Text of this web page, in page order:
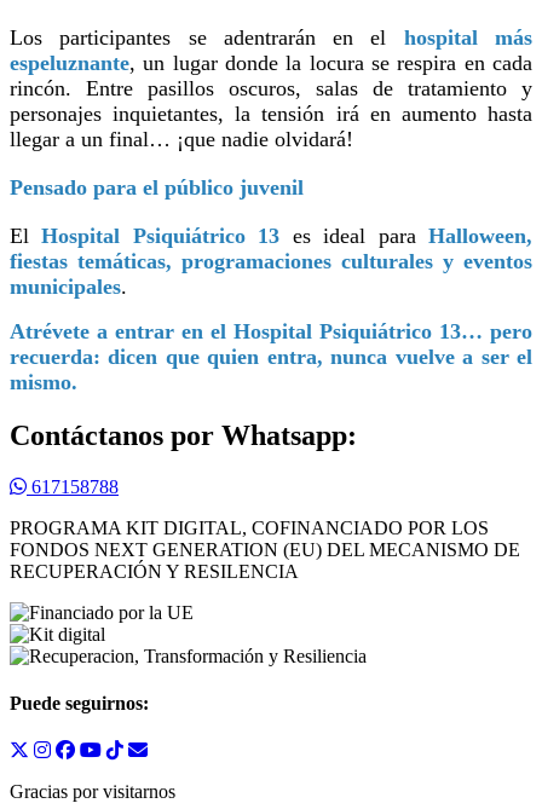
Los participantes se adentrarán en el hospital más
espeluznante, un lugar donde la locura se respira en cada
rincón. Entre pasillos oscuros, salas de tratamiento y
personajes inquietantes, la tensión irá en aumento hasta
llegar a un final… ¡que nadie olvidará!
Pensado para el público juvenil
ElHospital Psiquiátrico 13 es ideal paraHalloween,
fiestas temáticas, programaciones culturales y eventos
municipales.
Atrévete a entrar en el Hospital Psiquiátrico 13… pero
recuerda: dicen que quien entra, nunca vuelve a ser el
mismo.
Contáctanos por Whatsapp:
617158788
PROGRAMA KIT DIGITAL, COFINANCIADO POR LOS
FONDOS NEXT GENERATION (EU) DEL MECANISMO DE
RECUPERACIÓN Y RESILENCIA
Puede seguirnos:
Gracias por visitarnos